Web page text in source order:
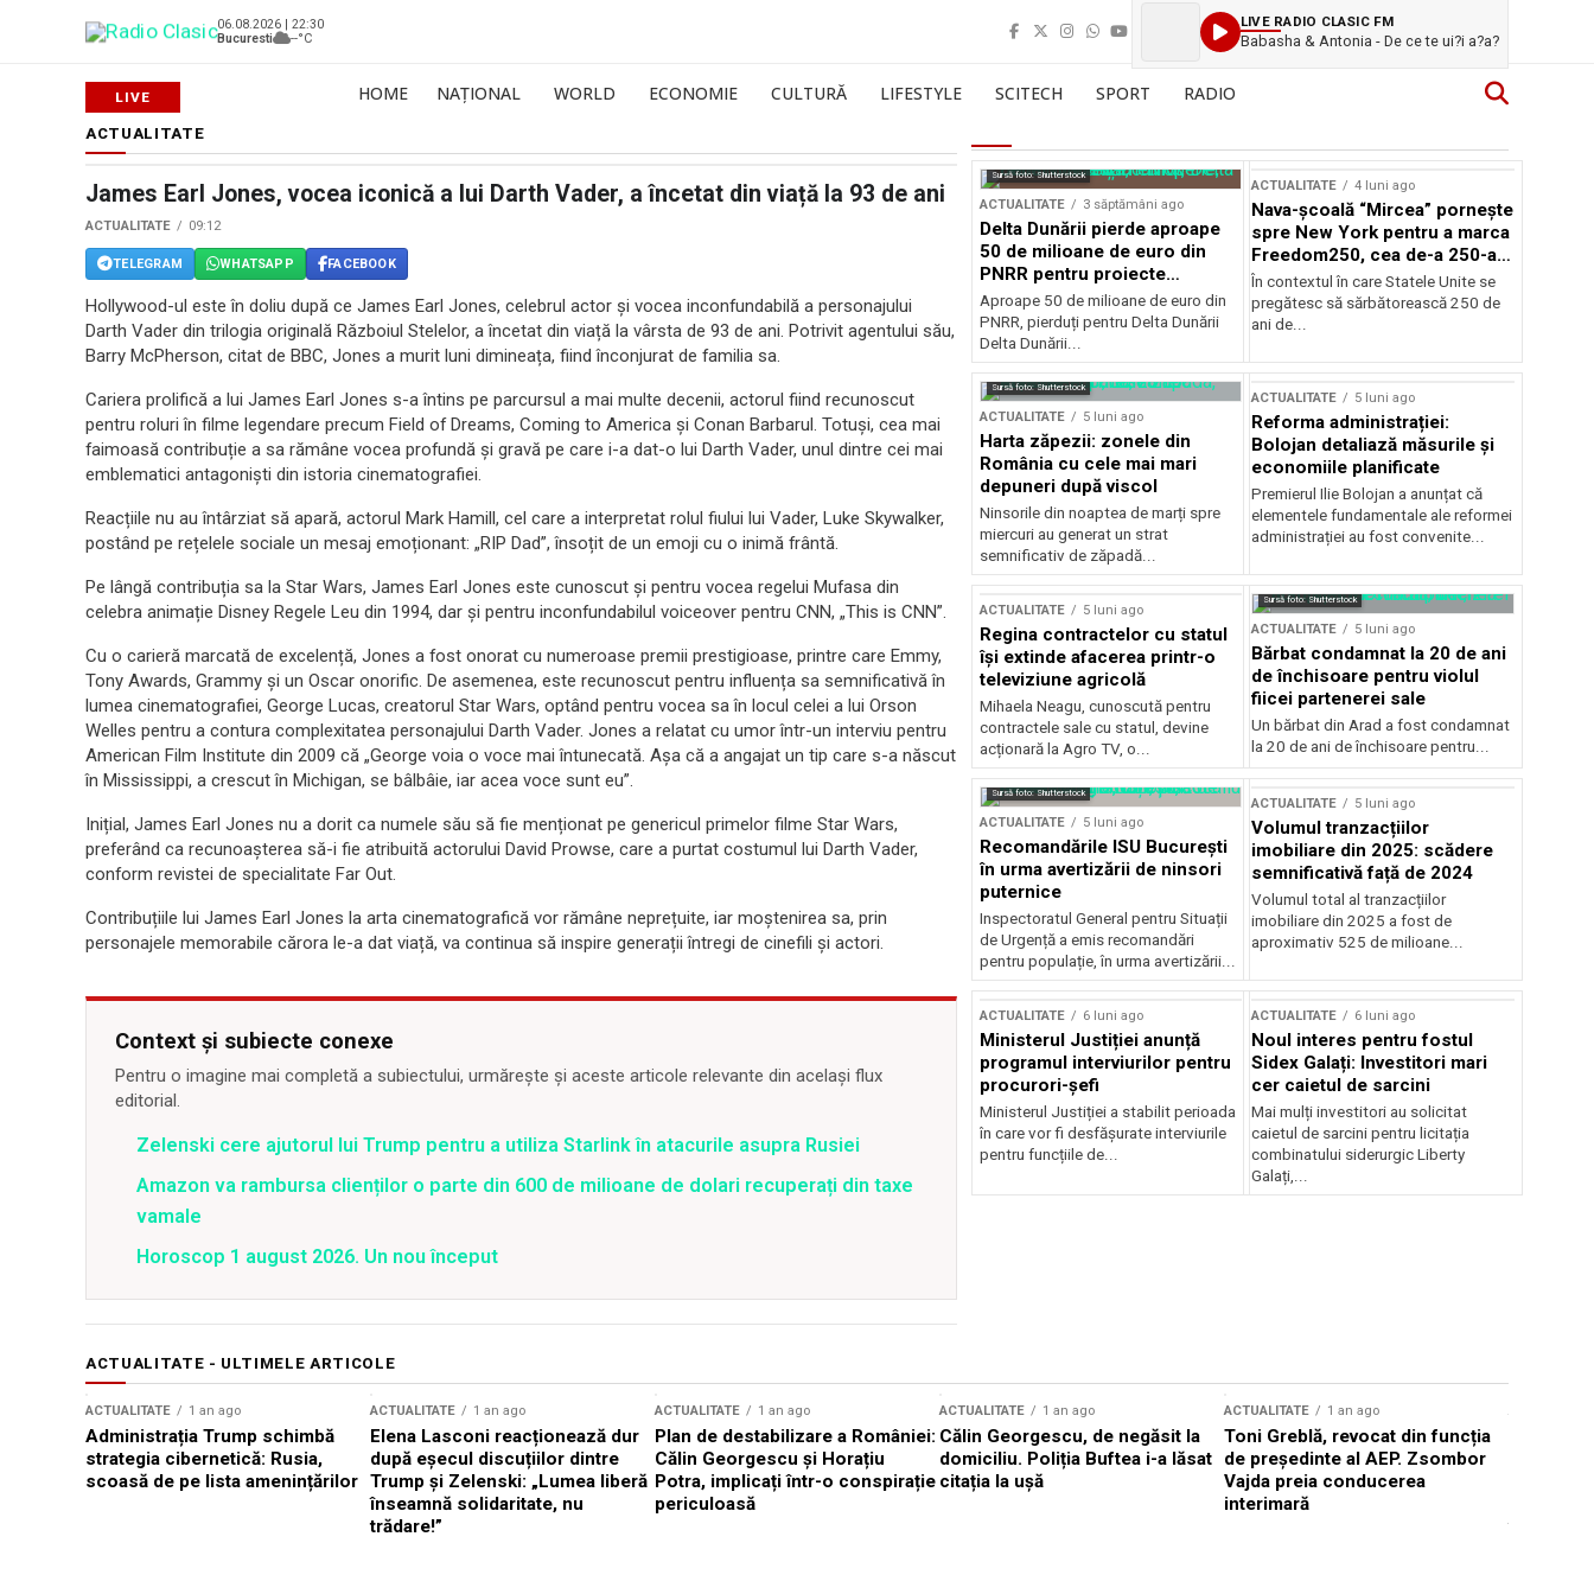
06.08.2026 | 22:30
Bucuresti
--°C
LIVE RADIO CLASIC FM
Babasha & Antonia - De ce te ui?i a?a?
HOME NAȚIONAL WORLD ECONOMIE CULTURĂ LIFESTYLE SCITECH SPORT RADIO
ACTUALITATE
James Earl Jones, vocea iconică a lui Darth Vader, a încetat din viață la 93 de ani
ACTUALITATE 09:12
TELEGRAM WHATSAPP FACEBOOK
Hollywood-ul este în doliu după ce James Earl Jones, celebrul actor și vocea inconfundabilă a personajului
Darth Vader din trilogia originală Războiul Stelelor, a încetat din viață la vârsta de 93 de ani. Potrivit agentului său,
Barry McPherson, citat de BBC, Jones a murit luni dimineața, fiind înconjurat de familia sa.
Cariera prolifică a lui James Earl Jones s-a întins pe parcursul a mai multe decenii, actorul fiind recunoscut
pentru roluri în filme legendare precum Field of Dreams, Coming to America și Conan Barbarul. Totuși, cea mai
faimoasă contribuție a sa rămâne vocea profundă și gravă pe care i-a dat-o lui Darth Vader, unul dintre cei mai
emblematici antagoniști din istoria cinematografiei.
Reacțiile nu au întârziat să apară, actorul Mark Hamill, cel care a interpretat rolul fiului lui Vader, Luke Skywalker,
postând pe rețelele sociale un mesaj emoționant: „RIP Dad”, însoțit de un emoji cu o inimă frântă.
Pe lângă contribuția sa la Star Wars, James Earl Jones este cunoscut și pentru vocea regelui Mufasa din
celebra animație Disney Regele Leu din 1994, dar și pentru inconfundabilul voiceover pentru CNN, „This is CNN”.
Cu o carieră marcată de excelență, Jones a fost onorat cu numeroase premii prestigioase, printre care Emmy,
Tony Awards, Grammy și un Oscar onorific. De asemenea, este recunoscut pentru influența sa semnificativă în
lumea cinematografiei, George Lucas, creatorul Star Wars, optând pentru vocea sa în locul celei a lui Orson
Welles pentru a contura complexitatea personajului Darth Vader. Jones a relatat cu umor într-un interviu pentru
American Film Institute din 2009 că „George voia o voce mai întunecată. Așa că a angajat un tip care s-a născut
în Mississippi, a crescut în Michigan, se bâlbâie, iar acea voce sunt eu”.
Inițial, James Earl Jones nu a dorit ca numele său să fie menționat pe genericul primelor filme Star Wars,
preferând ca recunoașterea să-i fie atribuită actorului David Prowse, care a purtat costumul lui Darth Vader,
conform revistei de specialitate Far Out.
Contribuțiile lui James Earl Jones la arta cinematografică vor rămâne neprețuite, iar moștenirea sa, prin
personajele memorabile cărora le-a dat viață, va continua să inspire generații întregi de cinefili și actori.
Context și subiecte conexe
Pentru o imagine mai completă a subiectului, urmărește și aceste articole relevante din același flux
editorial.
Zelenski cere ajutorul lui Trump pentru a utiliza Starlink în atacurile asupra Rusiei
Amazon va rambursa clienților o parte din 600 de milioane de dolari recuperați din taxe
vamale
Horoscop 1 august 2026. Un nou început
Sursă foto: Shutterstock
ACTUALITATE 3 săptămâni ago
Delta Dunării pierde aproape
50 de milioane de euro din
PNRR pentru proiecte
esențiale
Aproape 50 de milioane de euro din
PNRR, pierduți pentru Delta Dunării
Delta Dunării...
ACTUALITATE 4 luni ago
Nava-școală “Mircea” pornește
spre New York pentru a marca
Freedom250, cea de-a 250-a
aniversare a Statelor Unite
În contextul în care Statele Unite se
pregătesc să sărbătorească 250 de
ani de...
Sursă foto: Shutterstock
ACTUALITATE 5 luni ago
Harta zăpezii: zonele din
România cu cele mai mari
depuneri după viscol
Ninsorile din noaptea de marți spre
miercuri au generat un strat
semnificativ de zăpadă...
ACTUALITATE 5 luni ago
Reforma administrației:
Bolojan detaliază măsurile și
economiile planificate
Premierul Ilie Bolojan a anunțat că
elementele fundamentale ale reformei
administrației au fost convenite...
ACTUALITATE 5 luni ago
Regina contractelor cu statul
își extinde afacerea printr-o
televiziune agricolă
Mihaela Neagu, cunoscută pentru
contractele sale cu statul, devine
acționară la Agro TV, o...
Sursă foto: Shutterstock
ACTUALITATE 5 luni ago
Bărbat condamnat la 20 de ani
de închisoare pentru violul
fiicei partenerei sale
Un bărbat din Arad a fost condamnat
la 20 de ani de închisoare pentru...
Sursă foto: Shutterstock
ACTUALITATE 5 luni ago
Recomandările ISU București
în urma avertizării de ninsori
puternice
Inspectoratul General pentru Situații
de Urgență a emis recomandări
pentru populație, în urma avertizării...
ACTUALITATE 5 luni ago
Volumul tranzacțiilor
imobiliare din 2025: scădere
semnificativă față de 2024
Volumul total al tranzacțiilor
imobiliare din 2025 a fost de
aproximativ 525 de milioane...
ACTUALITATE 6 luni ago
Ministerul Justiției anunță
programul interviurilor pentru
procurori-șefi
Ministerul Justiției a stabilit perioada
în care vor fi desfășurate interviurile
pentru funcțiile de...
ACTUALITATE 6 luni ago
Noul interes pentru fostul
Sidex Galați: Investitori mari
cer caietul de sarcini
Mai mulți investitori au solicitat
caietul de sarcini pentru licitația
combinatului siderurgic Liberty
Galați,...
ACTUALITATE - ULTIMELE ARTICOLE
ACTUALITATE 1 an ago
Administrația Trump schimbă
strategia cibernetică: Rusia,
scoasă de pe lista amenințărilor
ACTUALITATE 1 an ago
Elena Lasconi reacționează dur
după eșecul discuțiilor dintre
Trump și Zelenski: „Lumea liberă
înseamnă solidaritate, nu
trădare!”
ACTUALITATE 1 an ago
Plan de destabilizare a României:
Călin Georgescu și Horațiu
Potra, implicați într-o conspirație
periculoasă
ACTUALITATE 1 an ago
Călin Georgescu, de negăsit la
domiciliu. Poliția Buftea i-a lăsat
citația la ușă
ACTUALITATE 1 an ago
Toni Greblă, revocat din funcția
de președinte al AEP. Zsombor
Vajda preia conducerea
interimară